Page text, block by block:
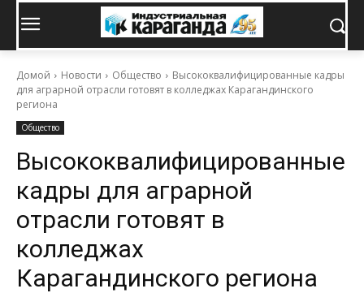
Домой Новости Общество
Высококвалифицированные кадры
для аграрной отрасли готовят в колледжах Карагандинского
региона
Общество
Высококвалифицированные
кадры для аграрной
отрасли готовят в
колледжах
Карагандинского региона